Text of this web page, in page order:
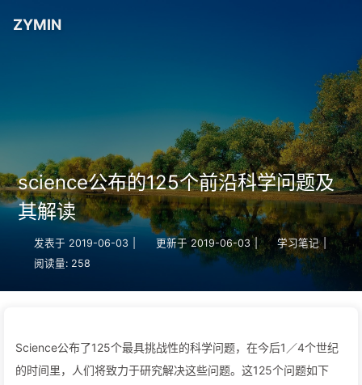
ZYMIN
science公布的125个前沿科学问题及
其解读
发表于 2019-06-03 更新于 2019-06-03 | 学习笔记
阅读量: 258
Science公布了125个最具挑战性的科学问题，在今后1／4个世纪
的时间里，人们将致力于研究解决这些问题。这125个问题如下